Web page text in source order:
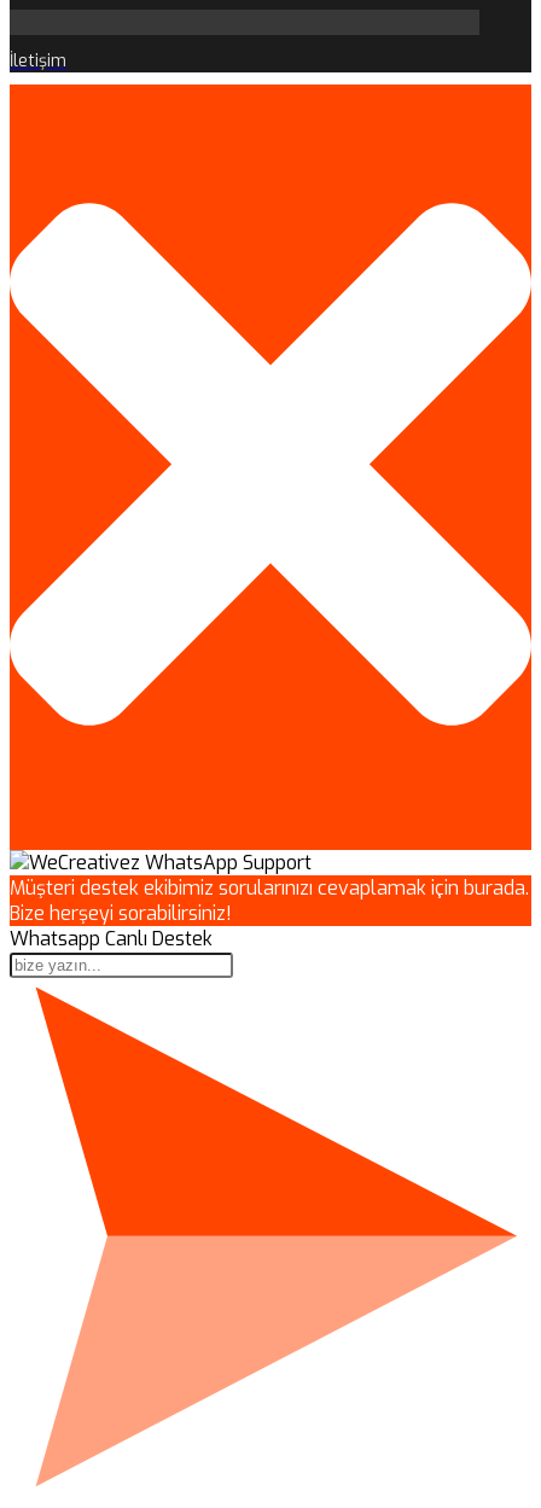
İletişim
Müşteri destek ekibimiz sorularınızı cevaplamak için burada.
Bize herşeyi sorabilirsiniz!
Whatsapp Canlı Destek